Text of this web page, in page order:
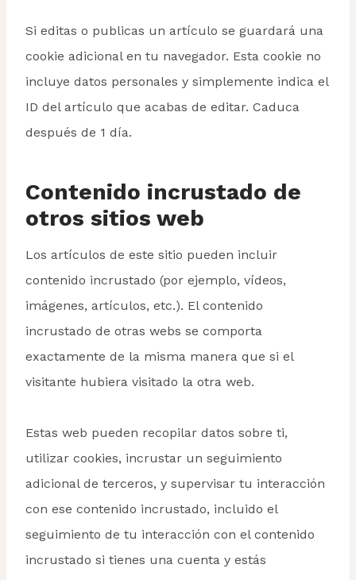
Si editas o publicas un artículo se guardará una
cookie adicional en tu navegador. Esta cookie no
incluye datos personales y simplemente indica el
ID del artículo que acabas de editar. Caduca
después de 1 día.
Contenido incrustado de
otros sitios web
Los artículos de este sitio pueden incluir
contenido incrustado (por ejemplo, vídeos,
imágenes, artículos, etc.). El contenido
incrustado de otras webs se comporta
exactamente de la misma manera que si el
visitante hubiera visitado la otra web.
Estas web pueden recopilar datos sobre ti,
utilizar cookies, incrustar un seguimiento
adicional de terceros, y supervisar tu interacción
con ese contenido incrustado, incluido el
seguimiento de tu interacción con el contenido
incrustado si tienes una cuenta y estás